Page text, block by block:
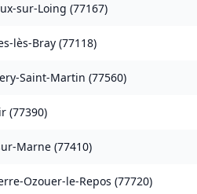
sur-Loing (77167)
lès-Bray (77118)
Saint-Martin (77560)
(77390)
Marne (77410)
Ozouer-le-Repos (77720)